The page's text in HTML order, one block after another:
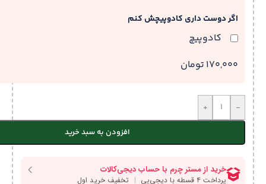
اگر دوست داری کادوپیچش کنم
کادوپیچ
170,000 تومان
-
+
افزودن به سبد خرید